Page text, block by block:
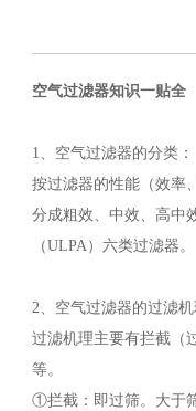
空气过滤器知识一贴全
1、空气过滤器的分类：
按过滤器的性能（效率
分成粗效、中效、高中
（ULPA）六类过滤器。
2、空气过滤器的过滤机
过滤机理主要有拦截（
等。
①拦截：即过筛。大于